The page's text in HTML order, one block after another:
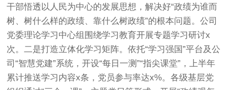
干部悟透以人民为中心的发展思想，解决好“政绩为谁而
树、树什么样的政绩、靠什么树政绩”的根本问题。公司
党委理论学习中心组围绕学习教育开展专题学习研讨x
次。二是打造立体化学习矩阵。依托“学习强国”平台及公
司“智慧党建”系统，开设“每日一测”“指尖课堂”，上半年
累计推送学习内容x条，党员参与率达x%。各级基层党